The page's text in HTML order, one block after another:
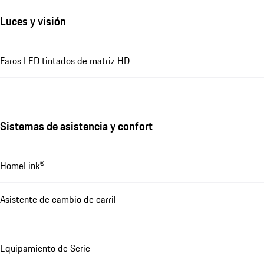
Luces y visión
Faros LED tintados de matriz HD
Sistemas de asistencia y confort
HomeLink®
Asistente de cambio de carril
Equipamiento de Serie